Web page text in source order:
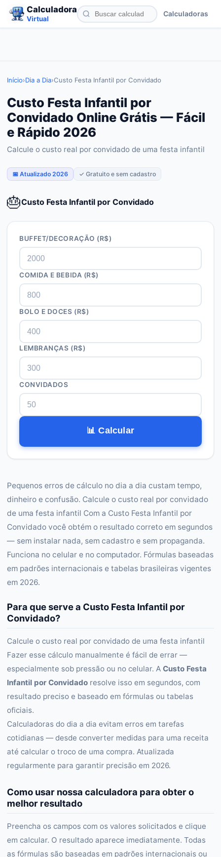
Calculadora
Virtual
Calculadoras
Início›Dia a Dia›Custo Festa Infantil por Convidado
Custo Festa Infantil por
Convidado Online Grátis — Fácil
e Rápido 2026
Calcule o custo real por convidado de uma festa infantil
📅 Atualizado 2026 ✓ Gratuito e sem cadastro
🎂Custo Festa Infantil por Convidado
BUFFET/DECORAÇÃO (R$)
COMIDA E BEBIDA (R$)
BOLO E DOCES (R$)
LEMBRANÇAS (R$)
CONVIDADOS
📊 Calcular
Pequenos erros de cálculo no dia a dia custam tempo,
dinheiro e confusão. Calcule o custo real por convidado
de uma festa infantil Com a Custo Festa Infantil por
Convidado você obtém o resultado correto em segundos
— sem instalar nada, sem cadastro e sem propaganda.
Funciona no celular e no computador. Fórmulas baseadas
em padrões internacionais e tabelas brasileiras vigentes
em 2026.
Para que serve a Custo Festa Infantil por
Convidado?
Calcule o custo real por convidado de uma festa infantil
Fazer esse cálculo manualmente é fácil de errar —
especialmente sob pressão ou no celular. A Custo Festa
Infantil por Convidado resolve isso em segundos, com
resultado preciso e baseado em fórmulas ou tabelas
oficiais.
Calculadoras do dia a dia evitam erros em tarefas
cotidianas — desde converter medidas para uma receita
até calcular o troco de uma compra. Atualizada
regularmente para garantir precisão em 2026.
Como usar nossa calculadora para obter o
melhor resultado
Preencha os campos com os valores solicitados e clique
em calcular. O resultado aparece imediatamente. Todas
as fórmulas são baseadas em padrões internacionais ou